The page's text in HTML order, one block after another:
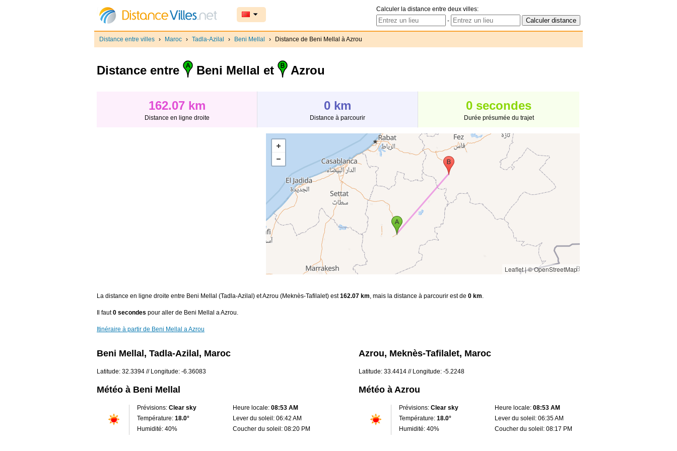
Calculer la distance entre deux villes:
-
Distance entre villes › Maroc › Tadla-Azilal › Beni Mellal › Distance de Beni Mellal à Azrou
Distance entre Beni Mellal et Azrou
162.07 km
Distance en ligne droite
0 km
Distance à parcourir
0 secondes
Durée présumée du trajet
Leaflet|© OpenStreetMap
La distance en ligne droite entre Beni Mellal (Tadla-Azilal) et Azrou (Meknès-Tafilalet) est162.07 km, mais la distance à parcourir est de 0 km.
Il faut0 secondes pour aller de Beni Mellal a Azrou.
Itinéraire à partir de Beni Mellal a Azrou
Beni Mellal, Tadla-Azilal, Maroc
Latitude: 32.3394 // Longitude: -6.36083
Météo à Beni Mellal
Prévisions: Clear sky
Température: 18.0°
Humidité: 40%
Heure locale: 08:53 AM
Lever du soleil: 06:42 AM
Coucher du soleil: 08:20 PM
Azrou, Meknès-Tafilalet, Maroc
Latitude: 33.4414 // Longitude: -5.2248
Météo à Azrou
Prévisions: Clear sky
Température: 18.0°
Humidité: 40%
Heure locale: 08:53 AM
Lever du soleil: 06:35 AM
Coucher du soleil: 08:17 PM